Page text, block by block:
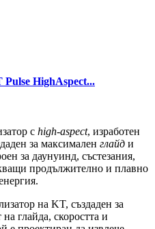
Pulse HighAspect...
с high-aspect, изработен
за максимален глайд и
за даунуинд, състезания,
продължително и плавно
на KT, създаден за
глайда, скоростта и